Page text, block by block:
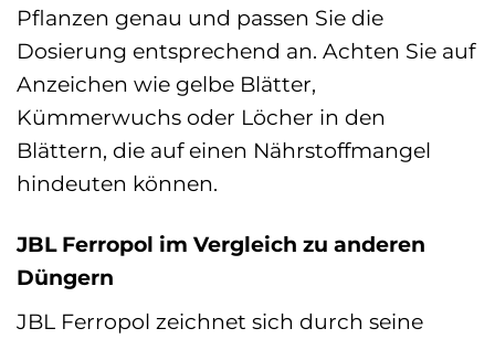
Pflanzen genau und passen Sie die
Dosierung entsprechend an. Achten Sie auf
Anzeichen wie gelbe Blätter,
Kümmerwuchs oder Löcher in den
Blättern, die auf einen Nährstoffmangel
hindeuten können.
JBL Ferropol im Vergleich zu anderen
Düngern
JBL Ferropol zeichnet sich durch seine